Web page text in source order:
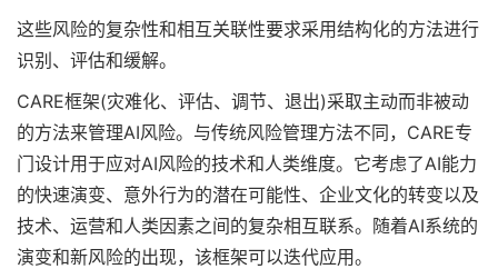
这些风险的复杂性和相互关联性要求采用结构化的方法进行
识别、评估和缓解。
CARE框架(灾难化、评估、调节、退出)采取主动而非被动
的方法来管理AI风险。与传统风险管理方法不同，CARE专
门设计用于应对AI风险的技术和人类维度。它考虑了AI能力
的快速演变、意外行为的潜在可能性、企业文化的转变以及
技术、运营和人类因素之间的复杂相互联系。随着AI系统的
演变和新风险的出现，该框架可以迭代应用。